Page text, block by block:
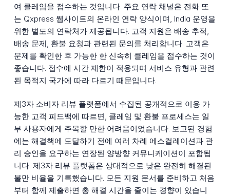
여 클레임을 접수하는 것입니다. 주요 연락 채널은 전화 또
는 Qxpress 웹사이트의 온라인 연락 양식이며, India 운영을
위한 별도의 연락처가 제공됩니다. 고객 지원은 배송 추적,
배송 문제, 환불 요청과 관련된 문의를 처리합니다. 고객은
문제를 확인한 후 가능한 한 신속히 클레임을 접수하는 것이
좋습니다. 접수에 시간 제한이 적용되며 서비스 유형과 관련
된 목적지 국가에 따라 다르기 때문입니다.
제3자 소비자 리뷰 플랫폼에서 수집된 공개적으로 이용 가
능한 고객 피드백에 따르면, 클레임 및 환불 프로세스는 일
부 사용자에게 주목할 만한 어려움이었습니다. 보고된 경험
에는 해결책에 도달하기 전에 여러 차례 에스컬레이션과 관
리 승인을 요구하는 연장된 양방향 커뮤니케이션이 포함됩
니다. 제3자 리뷰 플랫폼은 상대적으로 낮은 완전히 해결된
불만 비율을 기록했습니다. 모든 지원 문서를 준비하고 처음
부터 함께 제출하면 총 해결 시간을 줄이는 경향이 있습니